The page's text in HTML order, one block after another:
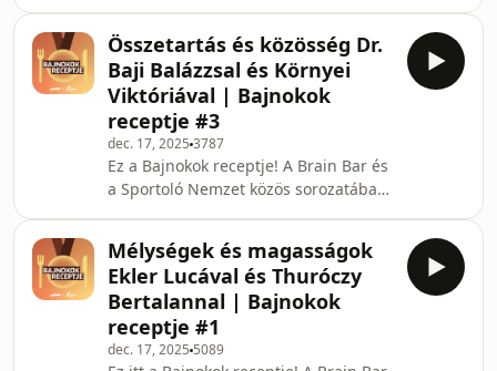
amikor minden szem rájuk
szegeződik. A második epizód
vendégei:
mindannyian a saját életünk
bajnokaivá. Minden adásban
sportolók és nem sportolók érkeznek
hozzánk, hogy megmutassák, hogyan
ünneplik a győzelmeket és kezelik a
kudarcokat, építenek csapatot, és
hogyan kezelik a nyomást akkor,
amikor minden szem rájuk
szegeződik. Az adás vendégei: Késely
Ajna
Összetartás és közösség Dr.
Baji Balázzsal és Környei
Viktóriával | Bajnokok
receptje #3
dec. 17, 2025 3787
Ez a Bajnokok receptje! A Brain Bar és
a Sportoló Nemzet közös sorozatában
bajnokaivá. Minden adásban
sportolók és nem sportolók érkeznek
hozzánk, hogy megmutassák, hogyan
ünneplik a győzelmeket és kezelik a
kudarcokat, építenek csapatot, és
Mélységek és magasságok
Ekler Lucával és Thuróczy
Bertalannal | Bajnokok
receptje #1
dec. 17, 2025 5089